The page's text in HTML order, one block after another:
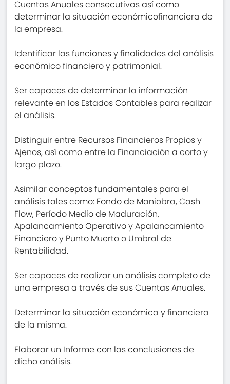
Cuentas Anuales consecutivas así como
determinar la situación económicofinanciera de
la empresa.
Identificar las funciones y finalidades del análisis
económico financiero y patrimonial.
Ser capaces de determinar la información
relevante en los Estados Contables para realizar
el análisis.
Distinguir entre Recursos Financieros Propios y
Ajenos, así como entre la Financiación a corto y
largo plazo.
Asimilar conceptos fundamentales para el
análisis tales como: Fondo de Maniobra, Cash
Flow, Período Medio de Maduración,
Apalancamiento Operativo y Apalancamiento
Financiero y Punto Muerto o Umbral de
Rentabilidad.
Ser capaces de realizar un análisis completo de
una empresa a través de sus Cuentas Anuales.
Determinar la situación económica y financiera
de la misma.
Elaborar un Informe con las conclusiones de
dicho análisis.